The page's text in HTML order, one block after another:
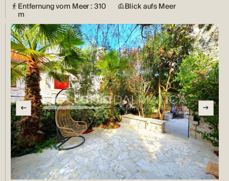
Entfernung vom Meer : 310
m
Blick aufs Meer